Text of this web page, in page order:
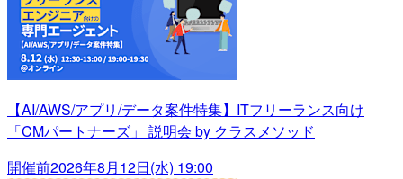
【AI/AWS/アプリ/データ案件特集】ITフリーランス向け
「CMパートナーズ」 説明会 by クラスメソッド
開催前2026年8月12日(水) 19:00